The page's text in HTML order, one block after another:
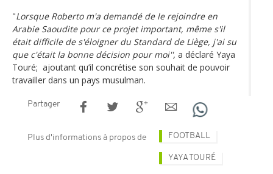
"Lorsque Roberto m'a demandé de le rejoindre en
Arabie Saoudite pour ce projet important, même s'il
était difficile de s'éloigner du Standard de Liège, j'ai su
que c'était la bonne décision pour moi'', a déclaré Yaya
Touré; ajoutant qu’il concrétise son souhait de pouvoir
travailler dans un pays musulman.
Partager
Plus d'informations à propos de FOOTBALL
YAYA TOURÉ